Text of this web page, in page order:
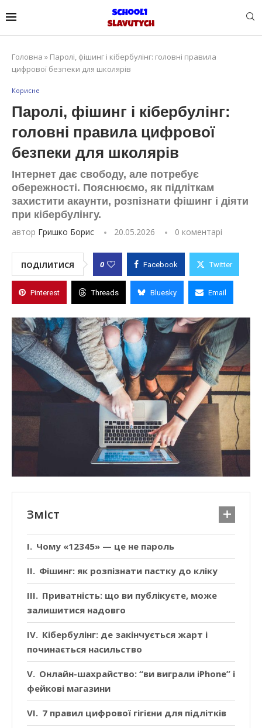
Головна » Паролі, фішинг і кібербулінг: головні правила
цифрової безпеки для школярів
Корисне
Паролі, фішинг і кібербулінг:
головні правила цифрової
безпеки для школярів
Інтернет дає свободу, але потребує
обережності. Пояснюємо, як підліткам
захистити акаунти, розпізнати фішинг і діяти
при кібербулінгу.
автор Гришко Борис 20.05.2026 0 коментарі
ПОДІЛИТИСЯ 0 Facebook Twitter
Pinterest Threads Bluesky Email
Зміст
Чому «12345» — це не пароль
Фішинг: як розпізнати пастку до кліку
Приватність: що ви публікуєте, може
залишитися надовго
Кібербулінг: де закінчується жарт і
починається насильство
Онлайн-шахрайство: “ви виграли iPhone” і
фейкові магазини
7 правил цифрової гігієни для підлітків